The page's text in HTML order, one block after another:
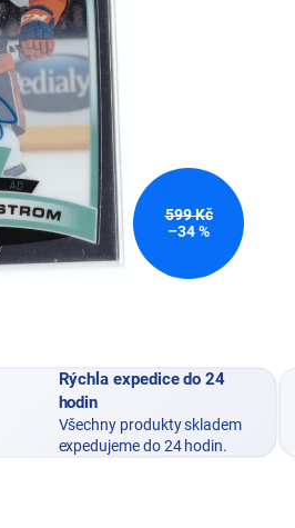
599 Kč
–34 %
Rýchla expedice do 24
hodin
Všechny produkty skladem
expedujeme do 24 hodin.